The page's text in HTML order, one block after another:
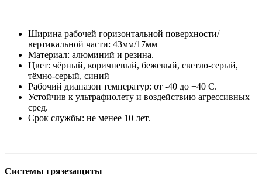
Ширина рабочей горизонтальной поверхности/
вертикальной части: 43мм/17мм
Материал: алюминий и резина.
Цвет: чёрный, коричневый, бежевый, светло-серый,
тёмно-серый, синий
Рабочий диапазон температур: от -40 до +40 С.
Устойчив к ультрафиолету и воздействию агрессивных
сред.
Срок службы: не менее 10 лет.
Системы грязезащиты